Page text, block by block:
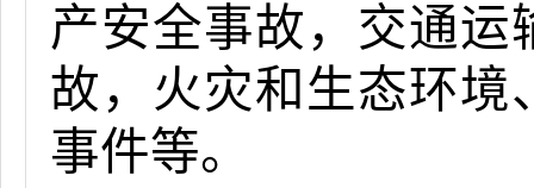
产安全事故，交通
故，火灾和生态环境
事件等。